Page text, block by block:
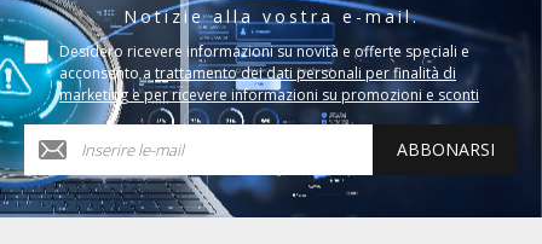
Notizie alla vostra e-mail.
Desidero ricevere informazioni su novità e offerte speciali e
acconsento a trattamento dei dati personali per finalità di
marketing e per ricevere informazioni su promozioni e sconti
ABBONARSI